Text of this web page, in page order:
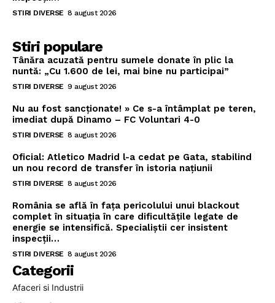
STIRI DIVERSE 8 august 2026
Stiri populare
Tânăra acuzată pentru sumele donate în plic la
nuntă: „Cu 1.600 de lei, mai bine nu participai”
STIRI DIVERSE 9 august 2026
Nu au fost sancționate! » Ce s-a întâmplat pe teren,
imediat după Dinamo – FC Voluntari 4-0
STIRI DIVERSE 8 august 2026
Oficial: Atletico Madrid l-a cedat pe Gata, stabilind
un nou record de transfer în istoria națiunii
STIRI DIVERSE 8 august 2026
România se află în fața pericolului unui blackout
complet în situația în care dificultățile legate de
energie se intensifică. Specialiștii cer insistent
inspecții…
STIRI DIVERSE 8 august 2026
Categorii
Afaceri si Industrii